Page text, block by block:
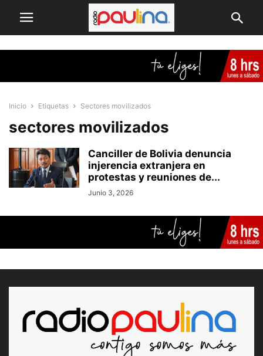
Inicio Etiquetas Sectores movilizados
sectores movilizados
Canciller de Bolivia denuncia
injerencia extranjera en
protestas y reuniones de...
Junio 3, 2026